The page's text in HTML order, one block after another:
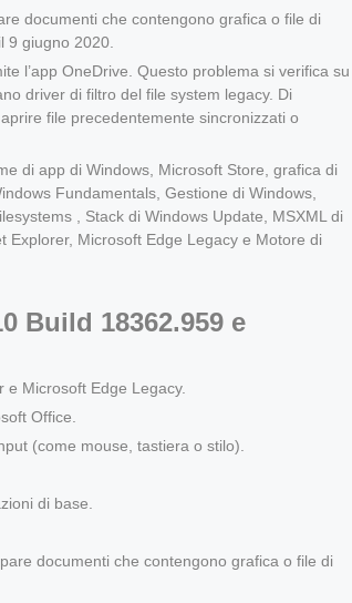
documenti che contengono grafica o file di
​​9 giugno 2020.
l’app OneDrive. Questo problema si verifica su
driver di filtro del file system legacy. Di
file precedentemente sincronizzati o
di app di Windows, Microsoft Store, grafica di
Fundamentals, Gestione di Windows,
, Stack di Windows Update, MSXML di
Explorer, Microsoft Edge Legacy e Motore di
Build 18362.959 e
Microsoft Edge Legacy.
Office.
(come mouse, tastiera o stilo).
di base.
documenti che contengono grafica o file di